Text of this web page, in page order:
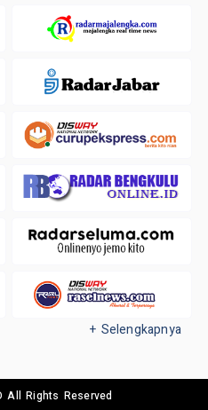
+ Selengkapnya
All Rights Reserved